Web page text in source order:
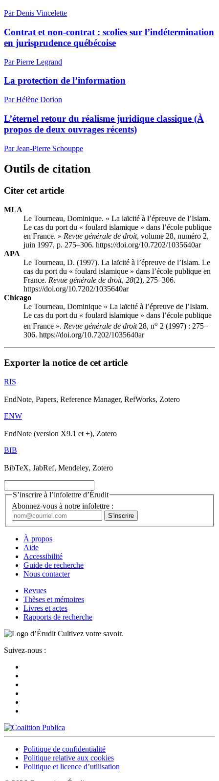
Par Denis Vincelette
Contrat et non-contrat : scolies sur l’indétermination
en jurisprudence québécoise
Par Pierre Legrand
La protection de l’information
Par Hélène Dorion
L’éternel retour du réalisme juridique classique (À
propos de deux ouvrages récents)
Par Jean-Pierre Schouppe
Outils de citation
Citer cet article
MLA
Le Tourneau, Dominique. « La laïcité à l’épreuve de l’Islam.
Le cas du port du « foulard islamique » dans l’école publique
en France. » Revue générale de droit, volume 28, numéro 2,
juin 1997, p. 275–306. https://doi.org/10.7202/1035640ar
APA
Le Tourneau, D. (1997). La laïcité à l’épreuve de l’Islam. Le
cas du port du « foulard islamique » dans l’école publique en
France. Revue générale de droit, 28(2), 275–306.
https://doi.org/10.7202/1035640ar
Chicago
Le Tourneau, Dominique « La laïcité à l’épreuve de l’Islam.
Le cas du port du « foulard islamique » dans l’école publique
en France ». Revue générale de droit28, no 2 (1997) : 275–
306. https://doi.org/10.7202/1035640ar
Exporter la notice de cet article
RIS
EndNote, Papers, Reference Manager, RefWorks, Zotero
ENW
EndNote (version X9.1 et +), Zotero
BIB
BibTeX, JabRef, Mendeley, Zotero
S’inscrire à l’infolettre d’Érudit
Abonnez-vous à notre infolettre :
À propos
Aide
Accessibilité
Guide de recherche
Nous contacter
Revues
Thèses et mémoires
Livres et actes
Rapports de recherche
Cultivez votre savoir.
Suivez-nous :
Politique de confidentialité
Politique relative aux cookies
Politique et licence d’utilisation